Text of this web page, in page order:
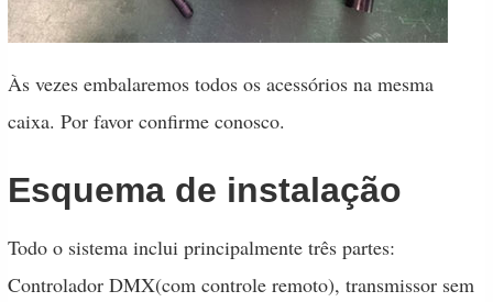
Às vezes embalaremos todos os acessórios na mesma
caixa. Por favor confirme conosco.
Esquema de instalação
Todo o sistema inclui principalmente três partes:
Controlador DMX(com controle remoto), transmissor sem